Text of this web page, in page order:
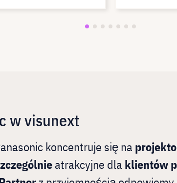
w visunext
koncentruje się na
atrakcyjne dla klientów